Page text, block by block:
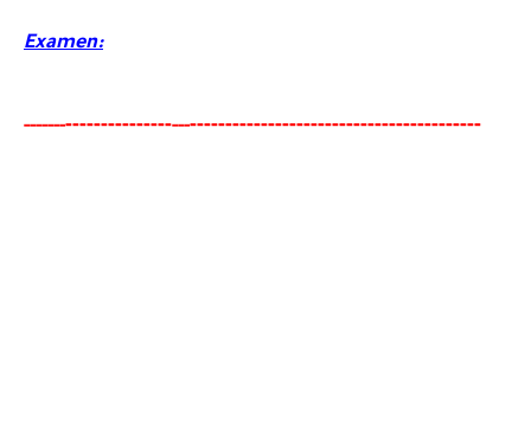
Examen:
------------------------------------------------------------------